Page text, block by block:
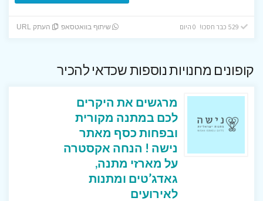
שיתוף בוואטסאפ העתק URL
קופונים מחנויות נוספות שכדאי להכיר
מרגשים את היקרים
לכם במתנה מקורית
ובפחות כסף מאתר
נישה ! הנחה אקסטרה
על מארזי מתנה,
גאדג’טים ומתנות
לאירועים